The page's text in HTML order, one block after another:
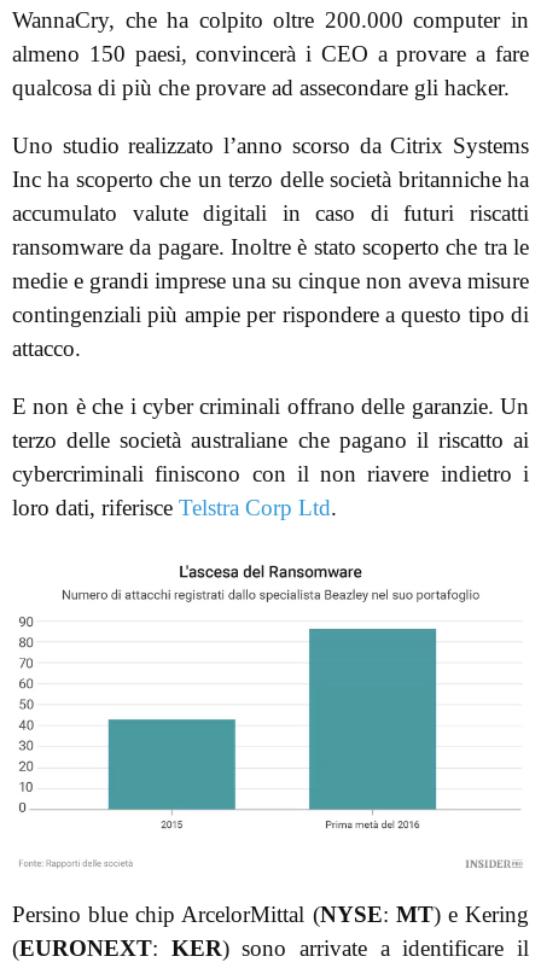
WannaCry, che ha colpito oltre 200.000 computer in
almeno 150 paesi, convincerà i CEO a provare a fare
qualcosa di più che provare ad assecondare gli hacker.
Uno studio realizzato l’anno scorso da Citrix Systems
Inc ha scoperto che un terzo delle società britanniche ha
accumulato valute digitali in caso di futuri riscatti
ransomware da pagare. Inoltre è stato scoperto che tra le
medie e grandi imprese una su cinque non aveva misure
contingenziali più ampie per rispondere a questo tipo di
attacco.
E non è che i cyber criminali offrano delle garanzie. Un
terzo delle società australiane che pagano il riscatto ai
cybercriminali finiscono con il non riavere indietro i
loro dati, riferisce Telstra Corp Ltd.
Persino blue chip ArcelorMittal (NYSE: MT) e Kering
(EURONEXT: KER) sono arrivate a identificare il